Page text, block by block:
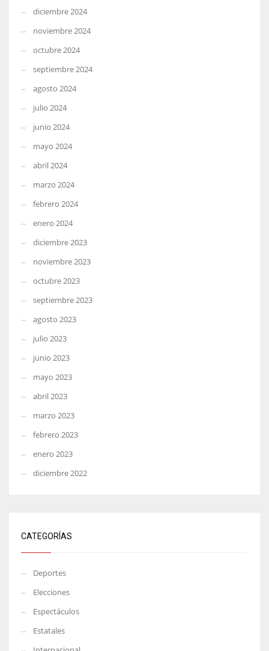
diciembre 2024
noviembre 2024
octubre 2024
septiembre 2024
agosto 2024
julio 2024
junio 2024
mayo 2024
abril 2024
marzo 2024
febrero 2024
enero 2024
diciembre 2023
noviembre 2023
octubre 2023
septiembre 2023
agosto 2023
julio 2023
junio 2023
mayo 2023
abril 2023
marzo 2023
febrero 2023
enero 2023
diciembre 2022
CATEGORÍAS
Deportes
Elecciones
Espectáculos
Estatales